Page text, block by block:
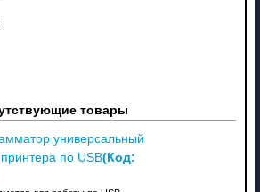
товары
универсальный
по USB(Код: